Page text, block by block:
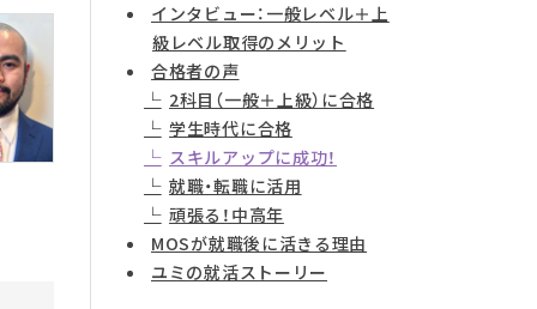
インタビュー：一般レベル＋上
級レベル取得のメリット
合格者の声
2科目（一般＋上級）に合格
学生時代に合格
スキルアップに成功！
就職・転職に活用
頑張る！中高年
MOSが就職後に活きる理由
ユミの就活ストーリー